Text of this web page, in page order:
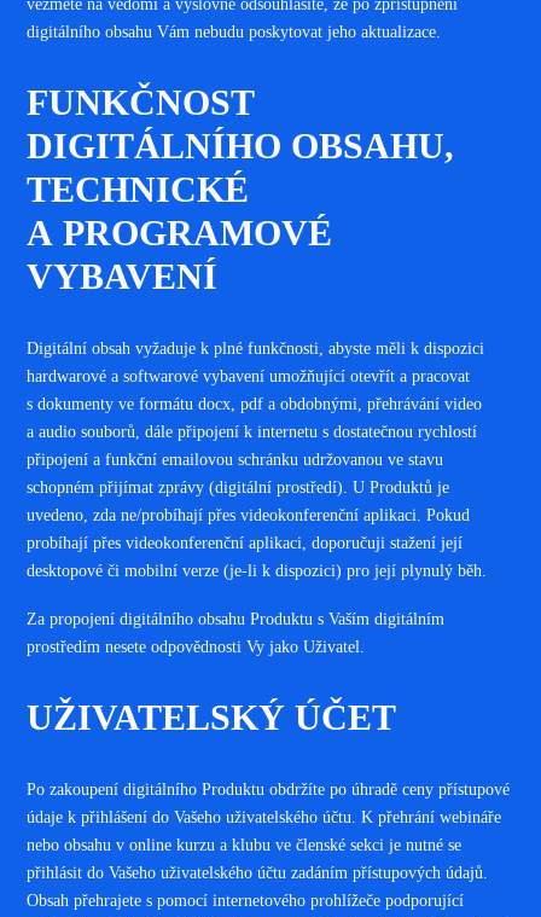
vezmete na vědomí a výslovně odsouhlasíte, že po zpřístupnění
digitálního obsahu Vám nebudu poskytovat jeho aktualizace.
FUNKČNOST
DIGITÁLNÍHO OBSAHU,
TECHNICKÉ
A PROGRAMOVÉ
VYBAVENÍ
Digitální obsah vyžaduje k plné funkčnosti, abyste měli k dispozici
hardwarové a softwarové vybavení umožňující otevřít a pracovat
s dokumenty ve formátu docx, pdf a obdobnými, přehrávání video
a audio souborů, dále připojení k internetu s dostatečnou rychlostí
připojení a funkční emailovou schránku udržovanou ve stavu
schopném přijímat zprávy (digitální prostředí). U Produktů je
uvedeno, zda ne/probíhají přes videokonferenční aplikaci. Pokud
probíhají přes videokonferenční aplikaci, doporučuji stažení její
desktopové či mobilní verze (je-li k dispozici) pro její plynulý běh.
Za propojení digitálního obsahu Produktu s Vaším digitálním
prostředím nesete odpovědnosti Vy jako Uživatel.
UŽIVATELSKÝ ÚČET
Po zakoupení digitálního Produktu obdržíte po úhradě ceny přístupové
údaje k přihlášení do Vašeho uživatelského účtu. K přehrání webináře
nebo obsahu v online kurzu a klubu ve členské sekci je nutné se
přihlásit do Vašeho uživatelského účtu zadáním přístupových údajů.
Obsah přehrajete s pomocí internetového prohlížeče podporující